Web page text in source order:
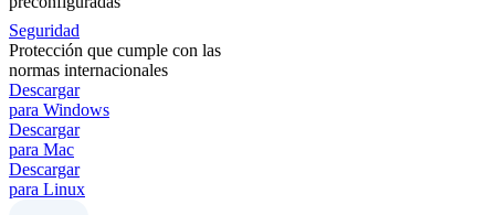
Seguridad
Protección que cumple con las
normas internacionales
Descargar
para Windows
Descargar
para Mac
Descargar
para Linux